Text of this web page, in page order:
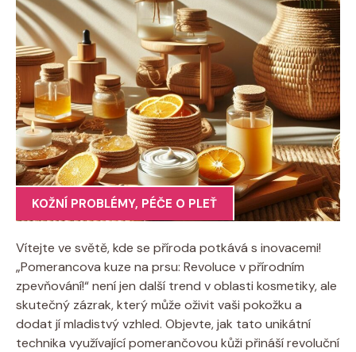
KOŽNÍ PROBLÉMY, PÉČE O PLEŤ
Vítejte ve světě, kde se příroda potkává s inovacemi!
„Pomerancova kuze na prsu: Revoluce v přírodním
zpevňování!“ není jen další trend v oblasti kosmetiky, ale
skutečný zázrak, který může oživit vaši pokožku a
dodat jí mladistvý vzhled. Objevte, jak tato unikátní
technika využívající pomerančovou kůži přináší revoluční